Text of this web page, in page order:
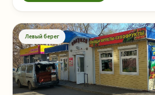
Левый берег